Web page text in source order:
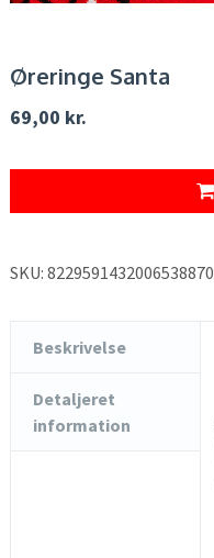
Øreringe Santa
69,00 kr.
SKU: 8229591432006538870
Beskrivelse
Detaljeret
information